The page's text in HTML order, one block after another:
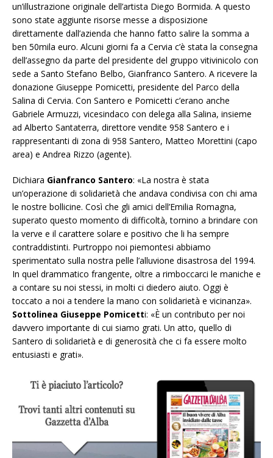
un’illustrazione originale dell’artista Diego Bormida. A questo
sono state aggiunte risorse messe a disposizione
direttamente dall’azienda che hanno fatto salire la somma a
ben 50mila euro. Alcuni giorni fa a Cervia c’è stata la consegna
dell’assegno da parte del presidente del gruppo vitivinicolo con
sede a Santo Stefano Belbo, Gianfranco Santero. A ricevere la
donazione Giuseppe Pomicetti, presidente del Parco della
Salina di Cervia. Con Santero e Pomicetti c’erano anche
Gabriele Armuzzi, vicesindaco con delega alla Salina, insieme
ad Alberto Santaterra, direttore vendite 958 Santero e i
rappresentanti di zona di 958 Santero, Matteo Morettini (capo
area) e Andrea Rizzo (agente).
Dichiara Gianfranco Santero: «La nostra è stata
un’operazione di solidarietà che andava condivisa con chi ama
le nostre bollicine. Così che gli amici dell’Emilia Romagna,
superato questo momento di difficoltà, tornino a brindare con
la verve e il carattere solare e positivo che li ha sempre
contraddistinti. Purtroppo noi piemontesi abbiamo
sperimentato sulla nostra pelle l’alluvione disastrosa del 1994.
In quel drammatico frangente, oltre a rimboccarci le maniche e
a contare su noi stessi, in molti ci diedero aiuto. Oggi è
toccato a noi a tendere la mano con solidarietà e vicinanza».
Sottolinea Giuseppe Pomicetti: «È un contributo per noi
davvero importante di cui siamo grati. Un atto, quello di
Santero di solidarietà e di generosità che ci fa essere molto
entusiasti e grati».